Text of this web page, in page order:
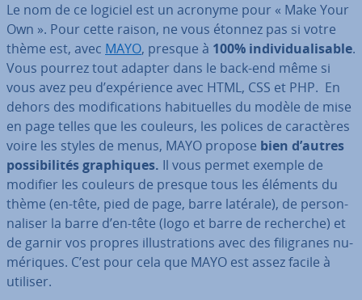
Le nom de ce logiciel est un acronyme pour « Make Your
Own ». Pour cette raison, ne vous étonnez pas si votre
thème est, avec MAYO, presque à 100% in­di­vi­dua­li­sable.
Vous pourrez tout adapter dans le back-end même si
vous avez peu d’ex­pé­rience avec HTML, CSS et PHP. En
dehors des mo­di­fi­ca­tions ha­bi­tuelles du modèle de mise
en page telles que les couleurs, les polices de ca­rac­tères
voire les styles de menus, MAYO propose bien d’autres
pos­si­bi­li­tés gra­phiques. Il vous permet exemple de
modifier les couleurs de presque tous les éléments du
thème (en-tête, pied de page, barre latérale), de per­son­
na­li­ser la barre d’en-tête (logo et barre de recherche) et
de garnir vos propres il­lus­tra­tions avec des fi­li­granes nu­
mé­riques. C’est pour cela que MAYO est assez facile à
utiliser.